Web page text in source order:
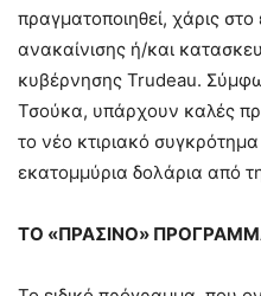
πραγματοποιηθεί, χάρις
ανακαίνισης ή/και
κυβέρνησης Trudeau.
Τσούκα, υπάρχουν καλές
το νέο κτιριακό
εκατομμύρια δολάρια από
ΤΟ «ΠΡΑΣΙΝΟ»